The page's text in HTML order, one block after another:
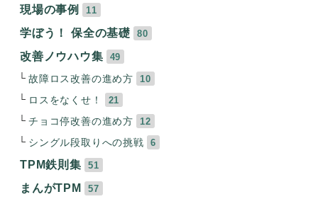
現場の事例 11
学ぼう！ 保全の基礎 80
改善ノウハウ集 49
故障ロス改善の進め方
10
ロスをなくせ！
21
チョコ停改善の進め方
12
シングル段取りへの挑戦
6
TPM鉄則集 51
まんがTPM 57